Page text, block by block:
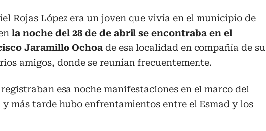
Rojas López era un joven que vivía en el municipio de
la noche del 28 de de abril se encontraba en el
Jaramillo Ochoa de esa localidad en compañía de su
amigos, donde se reunían frecuentemente.
esa noche manifestaciones en el marco del
más tarde hubo enfrentamientos entre el Esmad y los